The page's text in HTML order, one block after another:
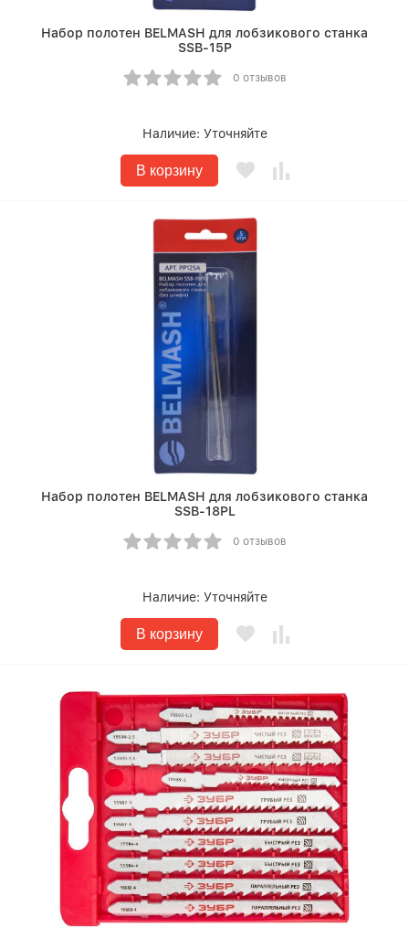
Набор полотен BELMASH для лобзикового станка
SSB-15P
0 отзывов
Наличие: Уточняйте
В корзину
Набор полотен BELMASH для лобзикового станка
SSB-18PL
0 отзывов
Наличие: Уточняйте
В корзину